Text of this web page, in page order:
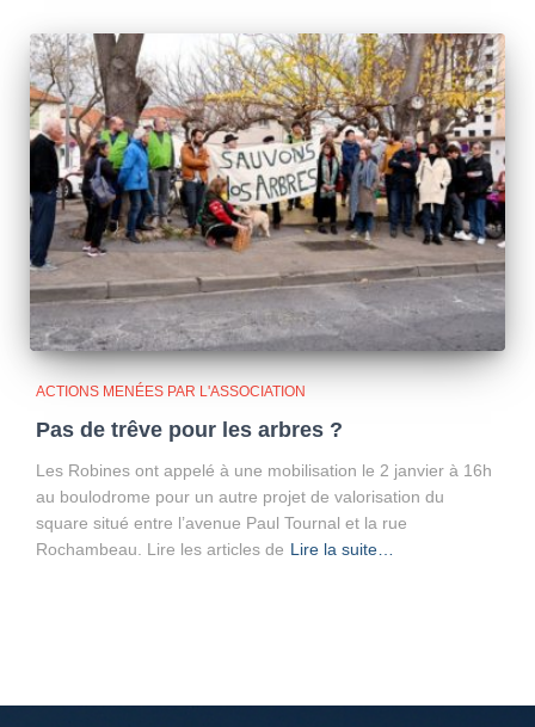
ACTIONS MENÉES PAR L'ASSOCIATION
Pas de trêve pour les arbres ?
Les Robines ont appelé à une mobilisation le 2 janvier à 16h
au boulodrome pour un autre projet de valorisation du
square situé entre l’avenue Paul Tournal et la rue
Rochambeau. Lire les articles de Lire la suite…